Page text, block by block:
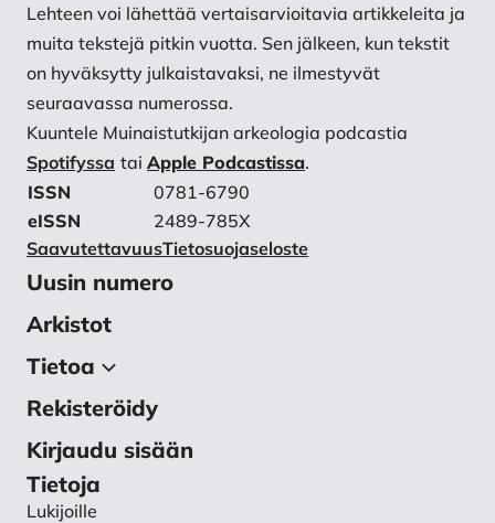
Lehteen voi lähettää vertaisarvioitavia artikkeleita ja
muita tekstejä pitkin vuotta. Sen jälkeen, kun tekstit
on hyväksytty julkaistavaksi, ne ilmestyvät
seuraavassa numerossa.
Kuuntele Muinaistutkijan arkeologia podcastia
Spotifyssa tai Apple Podcastissa.
ISSN
0781-6790
eISSN
2489-785X
SaavutettavuusTietosuojaseloste
Uusin numero
Arkistot
Tietoa
Tietoa julkaisusta
Toimituskunta
Käsikirjoitukset
Ohjeet vertaisarvioijalle
Rekisteröidy
Kirjaudu sisään
Tietoja
Lukijoille